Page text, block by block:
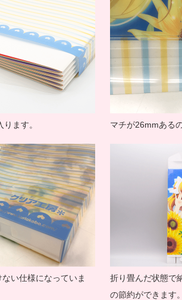
ます。 マチが26mmある
い仕様になっていま
折り畳んだ状態で
の節約ができます。